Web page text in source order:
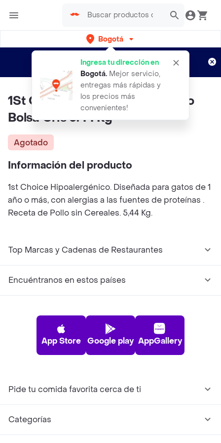
Bogotá
Ingresa tu dirección en
Bogotá. Mejor servicio,
entregas más rápidas y
los precios más
convenientes!
envíos gratis por semanas
Aplican TyC
1St Choice Gato Hipoalergenico
Bolsa Gris 5.44 Kg
Agotado
Información del producto
1st Choice Hipoalergénico. Diseñada para gatos de 1
año o más, con alergias a las fuentes de proteínas .
Receta de Pollo sin Cereales. 5,44 Kg.
Top Marcas y Cadenas de Restaurantes
Encuéntranos en estos países
App Store Google play AppGallery
Pide tu comida favorita cerca de ti
Categorías